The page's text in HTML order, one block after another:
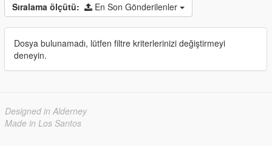
Sıralama ölçütü: En Son Gönderilenler
Dosya bulunamadı, lütfen filtre kriterlerinizi değiştirmeyi
deneyin.
Designed in Alderney
Made in Los Santos